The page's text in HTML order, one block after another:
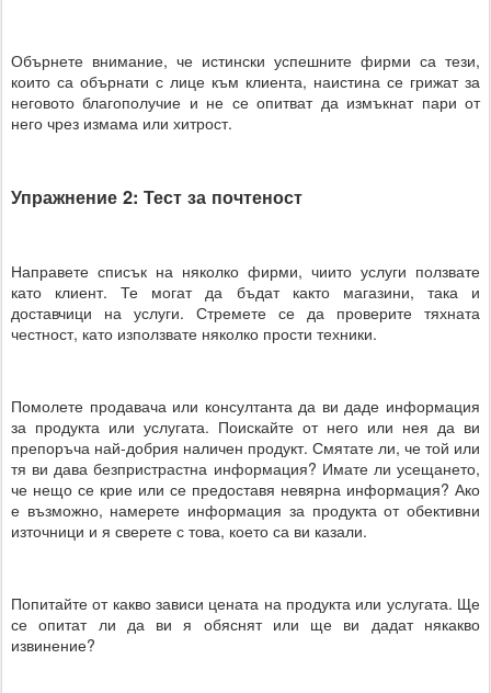
Обърнете внимание, че истински успешните фирми са тези,
които са обърнати с лице към клиента, наистина се грижат за
неговото благополучие и не се опитват да измъкнат пари от
него чрез измама или хитрост.
Упражнение 2: Тест за почтеност
Направете списък на няколко фирми, чиито услуги ползвате
като клиент. Те могат да бъдат както магазини, така и
доставчици на услуги. Стремете се да проверите тяхната
честност, като използвате няколко прости техники.
Помолете продавача или консултанта да ви даде информация
за продукта или услугата. Поискайте от него или нея да ви
препоръча най-добрия наличен продукт. Смятате ли, че той или
тя ви дава безпристрастна информация? Имате ли усещането,
че нещо се крие или се предоставя невярна информация? Ако
е възможно, намерете информация за продукта от обективни
източници и я сверете с това, което са ви казали.
Попитайте от какво зависи цената на продукта или услугата. Ще
се опитат ли да ви я обяснят или ще ви дадат някакво
извинение?